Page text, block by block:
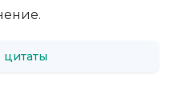
цитаты